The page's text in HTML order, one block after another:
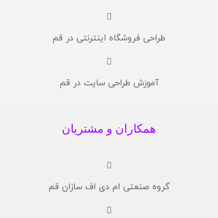
طراحی فروشگاه اینترنتی در قم
آموزش طراحی سایت در قم
همکاران و مشتریان
گروه صنعتی ام دی اف سازان قم